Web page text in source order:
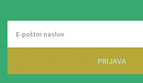
PRIJAVA